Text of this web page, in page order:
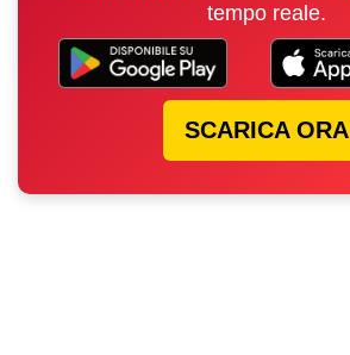
tempo reale.
SCARICA ORA